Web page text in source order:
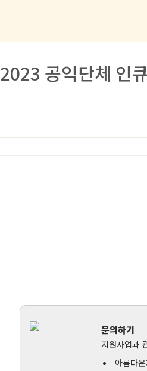
2023 공익단체 인
문의하기
지원사업과
아름다